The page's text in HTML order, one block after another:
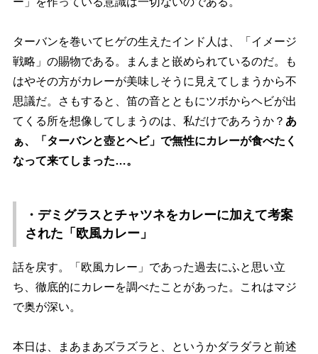
ターバンを巻いてヒゲの生えたインド人は、「イメージ
戦略」の賜物である。まんまと嵌められているのだ。も
はやその方がカレーが美味しそうに見えてしまうから不
思議だ。さもすると、笛の音とともにツボからヘビが出
てくる所を想像してしまうのは、私だけであろうか？ あ
ぁ、「ターバンと壺とヘビ」で無性にカレーが食べたく
なって来てしまった…。
・デミグラスとチャツネをカレーに加えて考案
された「欧風カレー」
話を戻す。「欧風カレー」であった過去にふと思い立
ち、徹底的にカレーを調べたことがあった。これはマジ
で奥が深い。
本日は、まあまあズラズラと、というかダラダラと前述